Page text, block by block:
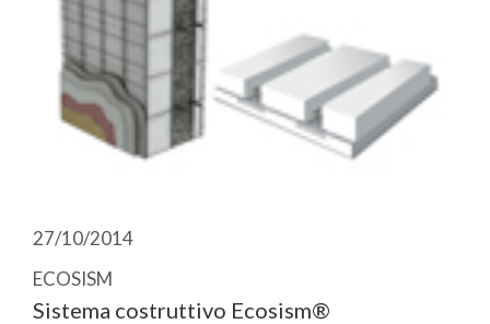
27/10/2014
ECOSISM
Sistema costruttivo Ecosism®